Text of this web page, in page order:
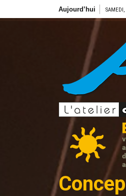
Aujourd’hui SAMEDI,